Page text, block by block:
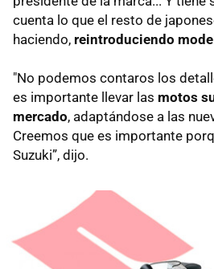
cuenta lo que el resto de
haciendo, reintroduciendo
"No podemos contaros los
es importante llevar las motos
mercado, adaptándose a las
Creemos que es importante
Suzuki”, dijo.